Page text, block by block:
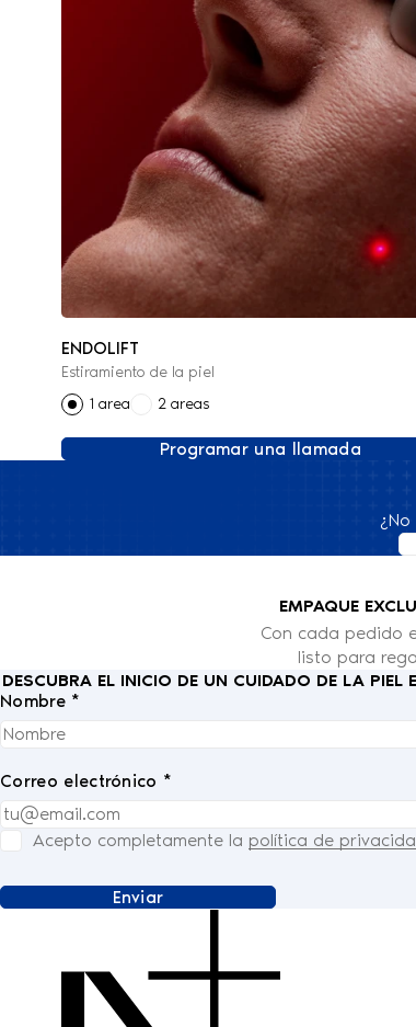
ENDOLIFT
Estiramiento de la piel
1 area
2 areas
Programar una llamada
EMPAQUE
Con cada pedido
listo para
DESCUBRA EL INICIO DE UN CUIDADO DE LA PIEL
Nombre *
Correo electrónico *
Acepto completamente la política de
Enviar